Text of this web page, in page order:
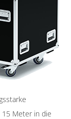
15 Meter in die